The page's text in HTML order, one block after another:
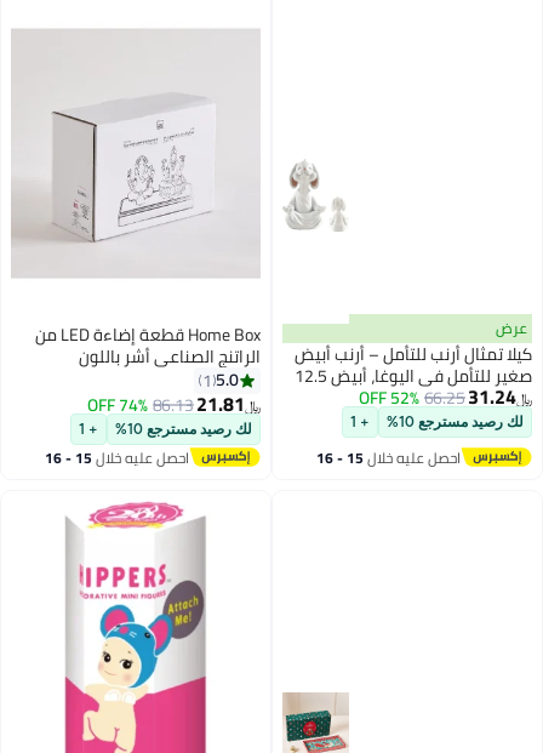
للتأمل – أرنب أبيض
صغير للتأمل في اليوغا، أبيض 12.5
52% OFF
+ 1
عليه خلال 15 - 16
Home Box قطعة إضاءة LED من
الراتنج الصناعي أشر باللون
الكهرماني على قاعدة خشبية 20 ×
9 × 14 سم
5.0
1
﷼‏21.81
86.13
74% OFF
لك رصيد مسترجع 10% + 1
احصل عليه خلال 15 - 16